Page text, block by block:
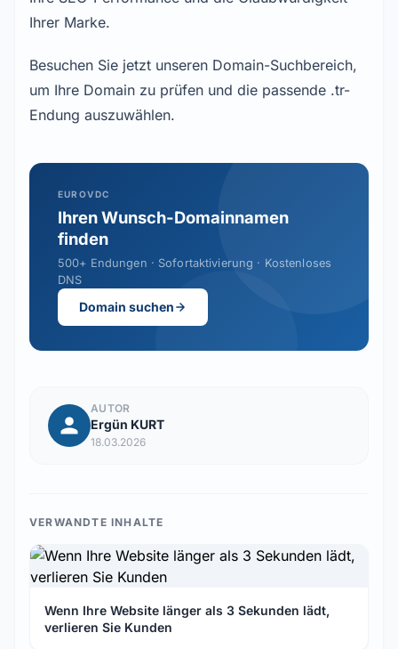
Ihrer Marke.
Besuchen Sie jetzt unseren Domain-Suchbereich,
um Ihre Domain zu prüfen und die passende .tr-
Endung auszuwählen.
EUROVDC
Ihren Wunsch-Domainnamen
finden
500+ Endungen · Sofortaktivierung · Kostenloses
DNS
Domain suchen
AUTOR
Ergün KURT
18.03.2026
VERWANDTE INHALTE
Wenn Ihre Website länger als 3 Sekunden lädt,
verlieren Sie Kunden